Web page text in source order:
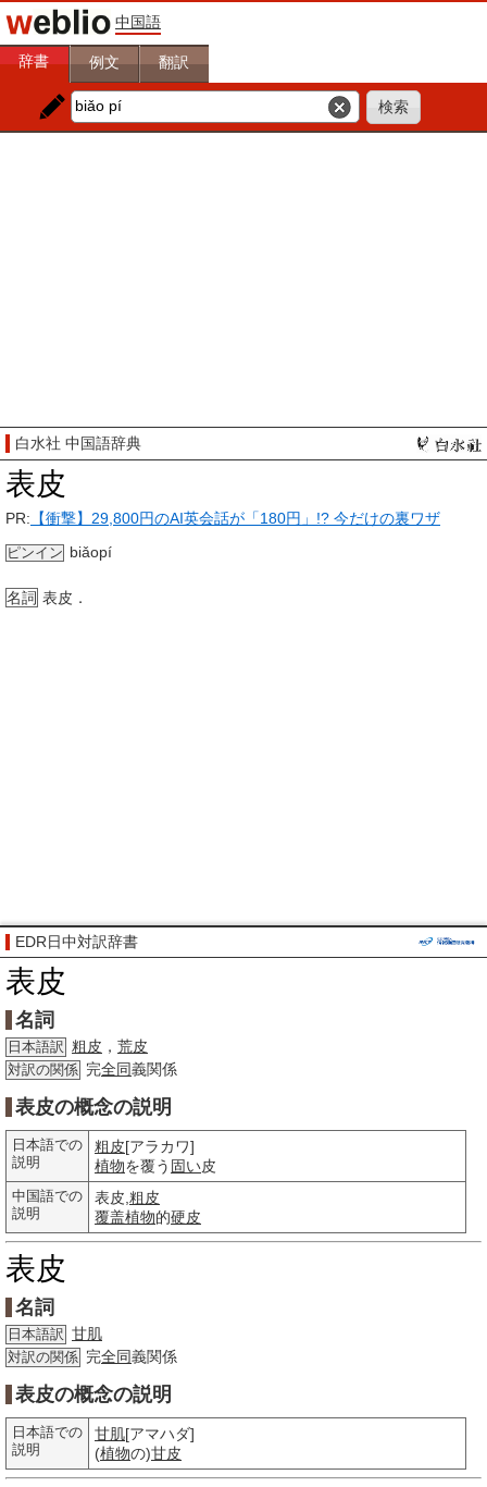
中国語
辞書 例文 翻訳
白水社 中国語辞典
表皮
PR: 【衝撃】29,800円のAI英会話が「180円」!? 今だけの裏ワザ
ピンイン biǎopí
名詞 表皮．
EDR日中対訳辞書
表皮
名詞
日本語訳 粗皮 ， 荒皮
対訳の関係 完全同義関係
表皮の概念の説明
日本語での
説明
粗皮[アラカワ]
植物を覆う 固い皮
中国語での
説明
表皮, 粗皮
覆盖植物的硬皮
表皮
名詞
日本語訳 甘肌
対訳の関係 完全同義関係
表皮の概念の説明
日本語での
説明
甘肌[アマハダ]
(植物の)甘皮